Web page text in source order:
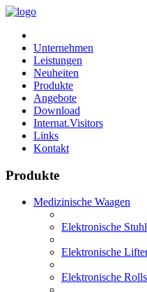
Unternehmen
Leistungen
Neuheiten
Produkte
Angebote
Download
Internat.Visitors
Links
Kontakt
Produkte
Medizinische Waagen
Elektronische
Elektronische
Elektronische